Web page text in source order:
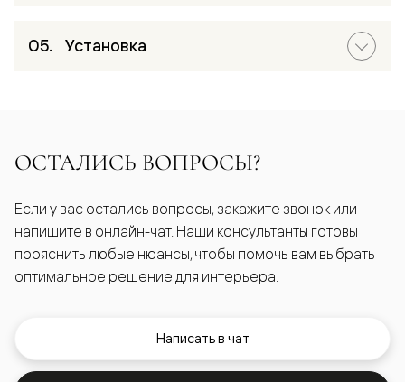
Установка
ОСТАЛИСЬ ВОПРОСЫ?
Если у вас остались вопросы, закажите звонок или
напишите в онлайн-чат. Наши консультанты готовы
прояснить любые нюансы, чтобы помочь вам выбрать
оптимальное решение для интерьера.
Написать в чат